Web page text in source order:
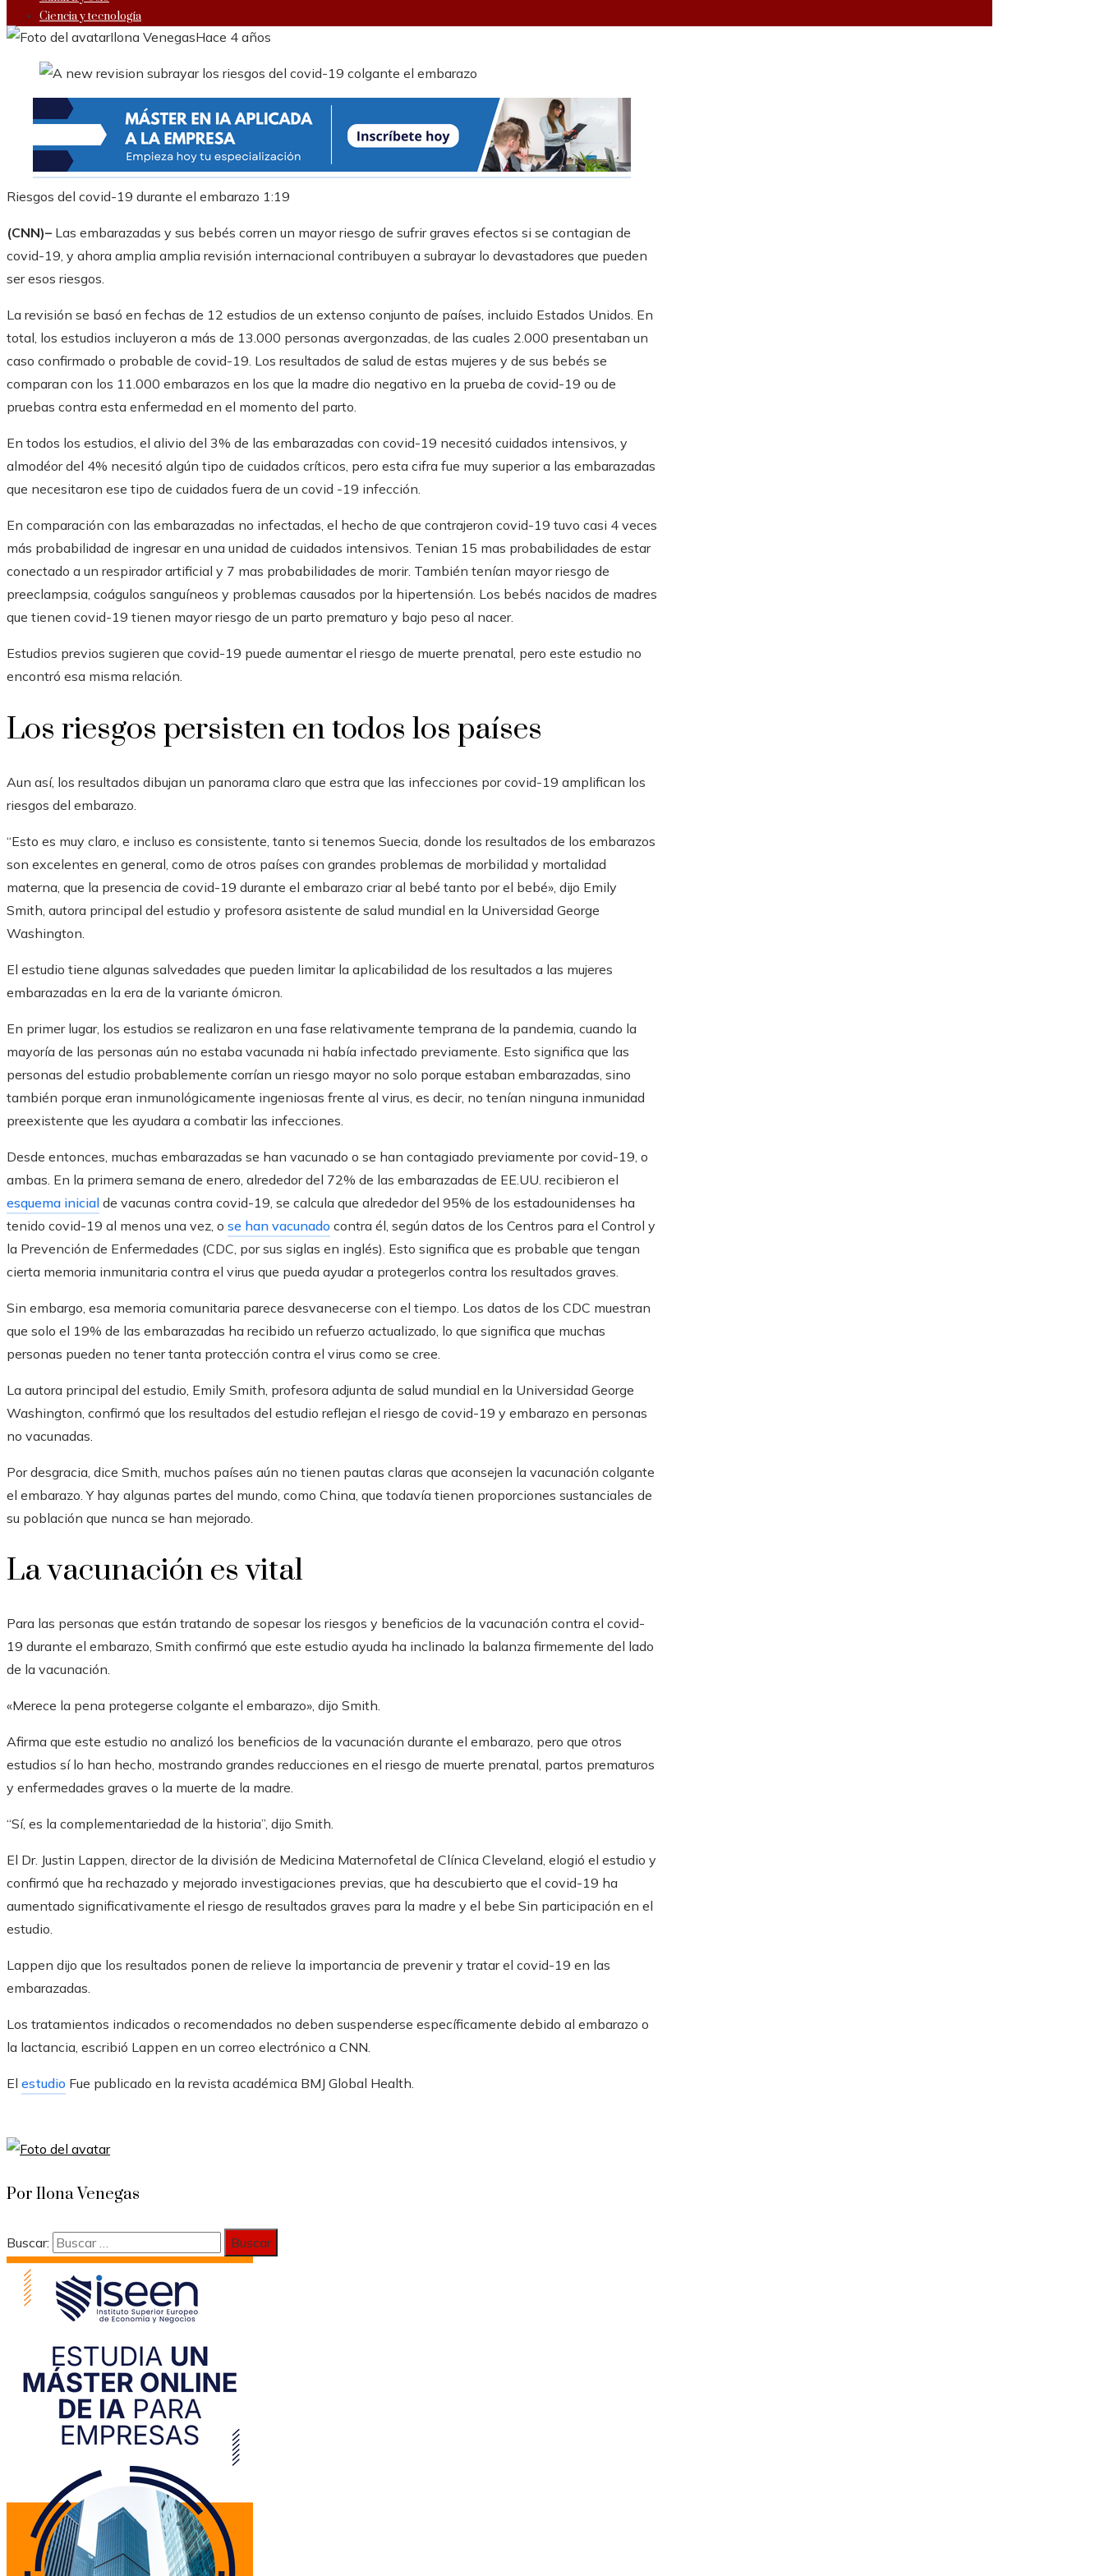
Ciencia y tecnología
Ilona VenegasHace 4 años
Riesgos del covid-19 durante el embarazo 1:19
(CNN)– Las embarazadas y sus bebés corren un mayor riesgo de sufrir graves efectos si se contagian de
covid-19, y ahora amplia amplia revisión internacional contribuyen a subrayar lo devastadores que pueden
ser esos riesgos.
La revisión se basó en fechas de 12 estudios de un extenso conjunto de países, incluido Estados Unidos. En
total, los estudios incluyeron a más de 13.000 personas avergonzadas, de las cuales 2.000 presentaban un
caso confirmado o probable de covid-19. Los resultados de salud de estas mujeres y de sus bebés se
comparan con los 11.000 embarazos en los que la madre dio negativo en la prueba de covid-19 ou de
pruebas contra esta enfermedad en el momento del parto.
En todos los estudios, el alivio del 3% de las embarazadas con covid-19 necesitó cuidados intensivos, y
almodéor del 4% necesitó algún tipo de cuidados críticos, pero esta cifra fue muy superior a las embarazadas
que necesitaron ese tipo de cuidados fuera de un covid -19 infección.
En comparación con las embarazadas no infectadas, el hecho de que contrajeron covid-19 tuvo casi 4 veces
más probabilidad de ingresar en una unidad de cuidados intensivos. Tenian 15 mas probabilidades de estar
conectado a un respirador artificial y 7 mas probabilidades de morir. También tenían mayor riesgo de
preeclampsia, coágulos sanguíneos y problemas causados ​​por la hipertensión. Los bebés nacidos de madres
que tienen covid-19 tienen mayor riesgo de un parto prematuro y bajo peso al nacer.
Estudios previos sugieren que covid-19 puede aumentar el riesgo de muerte prenatal, pero este estudio no
encontró esa misma relación.
Los riesgos persisten en todos los países
Aun así, los resultados dibujan un panorama claro que estra que las infecciones por covid-19 amplifican los
riesgos del embarazo.
“Esto es muy claro, e incluso es consistente, tanto si tenemos Suecia, donde los resultados de los embarazos
son excelentes en general, como de otros países con grandes problemas de morbilidad y mortalidad
materna, que la presencia de covid-19 durante el embarazo criar al bebé tanto por el bebé», dijo Emily
Smith, autora principal del estudio y profesora asistente de salud mundial en la Universidad George
Washington.
El estudio tiene algunas salvedades que pueden limitar la aplicabilidad de los resultados a las mujeres
embarazadas en la era de la variante ómicron.
En primer lugar, los estudios se realizaron en una fase relativamente temprana de la pandemia, cuando la
mayoría de las personas aún no estaba vacunada ni había infectado previamente. Esto significa que las
personas del estudio probablemente corrían un riesgo mayor no solo porque estaban embarazadas, sino
también porque eran inmunológicamente ingeniosas frente al virus, es decir, no tenían ninguna inmunidad
preexistente que les ayudara a combatir las infecciones.
Desde entonces, muchas embarazadas se han vacunado o se han contagiado previamente por covid-19, o
ambas. En la primera semana de enero, alrededor del 72% de las embarazadas de EE.UU. recibieron el
esquema inicial de vacunas contra covid-19, se calcula que alrededor del 95% de los estadounidenses ha
tenido covid-19 al menos una vez, o se han vacunado contra él, según datos de los Centros para el Control y
la Prevención de Enfermedades (CDC, por sus siglas en inglés). Esto significa que es probable que tengan
cierta memoria inmunitaria contra el virus que pueda ayudar a protegerlos contra los resultados graves.
Sin embargo, esa memoria comunitaria parece desvanecerse con el tiempo. Los datos de los CDC muestran
que solo el 19% de las embarazadas ha recibido un refuerzo actualizado, lo que significa que muchas
personas pueden no tener tanta protección contra el virus como se cree.
La autora principal del estudio, Emily Smith, profesora adjunta de salud mundial en la Universidad George
Washington, confirmó que los resultados del estudio reflejan el riesgo de covid-19 y embarazo en personas
no vacunadas.
Por desgracia, dice Smith, muchos países aún no tienen pautas claras que aconsejen la vacunación colgante
el embarazo. Y hay algunas partes del mundo, como China, que todavía tienen proporciones sustanciales de
su población que nunca se han mejorado.
La vacunación es vital
Para las personas que están tratando de sopesar los riesgos y beneficios de la vacunación contra el covid-
19 durante el embarazo, Smith confirmó que este estudio ayuda ha inclinado la balanza firmemente del lado
de la vacunación.
«Merece la pena protegerse colgante el embarazo», dijo Smith.
Afirma que este estudio no analizó los beneficios de la vacunación durante el embarazo, pero que otros
estudios sí lo han hecho, mostrando grandes reducciones en el riesgo de muerte prenatal, partos prematuros
y enfermedades graves o la muerte de la madre.
“Sí, es la complementariedad de la historia”, dijo Smith.
El Dr. Justin Lappen, director de la división de Medicina Maternofetal de Clínica Cleveland, elogió el estudio y
confirmó que ha rechazado y mejorado investigaciones previas, que ha descubierto que el covid-19 ha
aumentado significativamente el riesgo de resultados graves para la madre y el bebe Sin participación en el
estudio.
Lappen dijo que los resultados ponen de relieve la importancia de prevenir y tratar el covid-19 en las
embarazadas.
Los tratamientos indicados o recomendados no deben suspenderse específicamente debido al embarazo o
la lactancia, escribió Lappen en un correo electrónico a CNN.
El estudio Fue publicado en la revista académica BMJ Global Health.
Por Ilona Venegas
Buscar: